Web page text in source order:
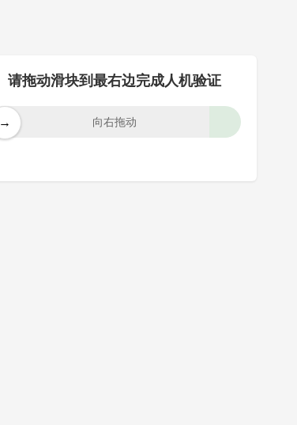
请拖动滑块到最右边完成人机验证
→ 向右拖动